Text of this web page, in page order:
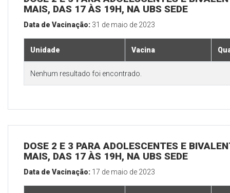
MAIS, DAS 17 ÀS 19H, NA UBS SEDE
Data de Vacinação: 31 de maio de 2023
Unidade Vacina
Nenhum resultado foi encontrado.
DOSE 2 E 3 PARA ADOLESCENTES E
MAIS, DAS 17 ÀS 19H, NA UBS SEDE
Data de Vacinação: 17 de maio de 2023